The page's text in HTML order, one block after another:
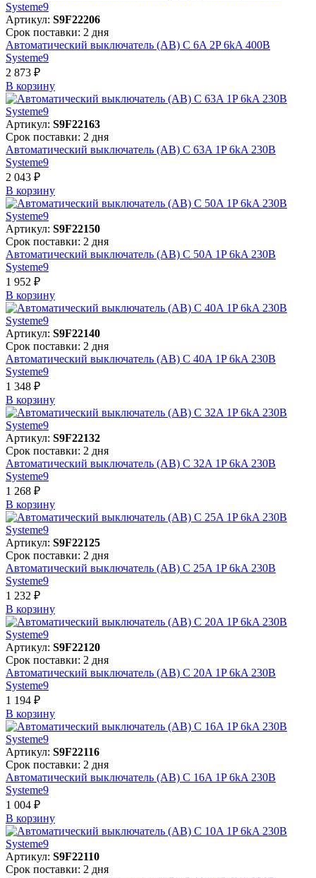
Артикул: S9F22206
Срок поставки: 2 дня
Автоматический выключатель (АВ) C 6A 2P 6kA 400В
Systeme9
2 873 ₽
В корзинy
Артикул: S9F22163
Срок поставки: 2 дня
Автоматический выключатель (АВ) C 63A 1P 6kA 230В
Systeme9
2 043 ₽
В корзинy
Артикул: S9F22150
Срок поставки: 2 дня
Автоматический выключатель (АВ) C 50A 1P 6kA 230В
Systeme9
1 952 ₽
В корзинy
Артикул: S9F22140
Срок поставки: 2 дня
Автоматический выключатель (АВ) C 40A 1P 6kA 230В
Systeme9
1 348 ₽
В корзинy
Артикул: S9F22132
Срок поставки: 2 дня
Автоматический выключатель (АВ) C 32A 1P 6kA 230В
Systeme9
1 268 ₽
В корзинy
Артикул: S9F22125
Срок поставки: 2 дня
Автоматический выключатель (АВ) C 25A 1P 6kA 230В
Systeme9
1 232 ₽
В корзинy
Артикул: S9F22120
Срок поставки: 2 дня
Автоматический выключатель (АВ) C 20A 1P 6kA 230В
Systeme9
1 194 ₽
В корзинy
Артикул: S9F22116
Срок поставки: 2 дня
Автоматический выключатель (АВ) C 16A 1P 6kA 230В
Systeme9
1 004 ₽
В корзинy
Артикул: S9F22110
Срок поставки: 2 дня